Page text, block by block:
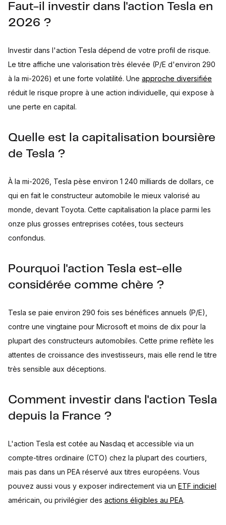
Faut-il investir dans l'action Tesla en
2026 ?
Investir dans l'action Tesla dépend de votre profil de risque.
Le titre affiche une valorisation très élevée (P/E d'environ 290
à la mi-2026) et une forte volatilité. Une approche diversifiée
réduit le risque propre à une action individuelle, qui expose à
une perte en capital.
Quelle est la capitalisation boursière
de Tesla ?
À la mi-2026, Tesla pèse environ 1 240 milliards de dollars, ce
qui en fait le constructeur automobile le mieux valorisé au
monde, devant Toyota. Cette capitalisation la place parmi les
onze plus grosses entreprises cotées, tous secteurs
confondus.
Pourquoi l'action Tesla est-elle
considérée comme chère ?
Tesla se paie environ 290 fois ses bénéfices annuels (P/E),
contre une vingtaine pour Microsoft et moins de dix pour la
plupart des constructeurs automobiles. Cette prime reflète les
attentes de croissance des investisseurs, mais elle rend le titre
très sensible aux déceptions.
Comment investir dans l'action Tesla
depuis la France ?
L'action Tesla est cotée au Nasdaq et accessible via un
compte-titres ordinaire (CTO) chez la plupart des courtiers,
mais pas dans un PEA réservé aux titres européens. Vous
pouvez aussi vous y exposer indirectement via un ETF indiciel
américain, ou privilégier des actions éligibles au PEA.